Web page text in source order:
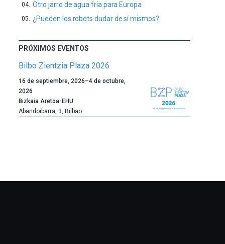
Otro jarro de agua fría para Europa
¿Pueden los robots dudar de sí mismos?
PRÓXIMOS EVENTOS
Bilbo Zientzia Plaza 2026
Un
año
más,
Bilbao
la
16 de septiembre, 2026–4 de octubre,
2026
Bizkaia Aretoa-EHU
Abandoibarra, 3, Bilbao